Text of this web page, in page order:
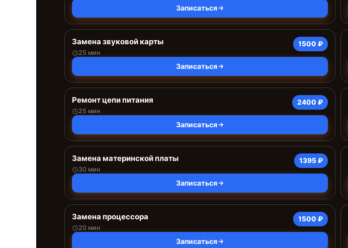
Записаться
Замена звуковой карты
25 мин
1500 ₽
Записаться
Ремонт цепи питания
25 мин
2400 ₽
Записаться
Замена материнской платы
30 мин
1395 ₽
Записаться
Замена процессора
20 мин
1500 ₽
Записаться